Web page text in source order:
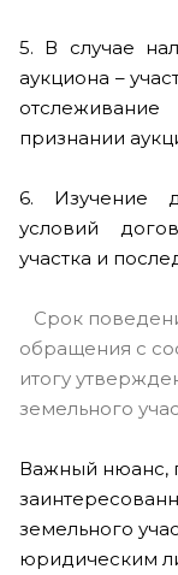
5. В случае
аукциона –
признании
6. Изучение
условий
участка и
Срок
обращения с
итогу
земельного
Важный нюанс,
земельного
юридическим